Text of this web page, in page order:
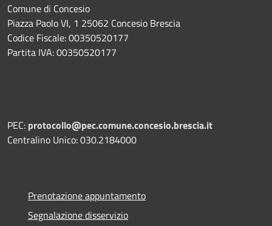
Comune di Concesio
Piazza Paolo VI, 1 25062 Concesio Brescia
Codice Fiscale: 00350520177
Partita IVA: 00350520177
PEC: protocollo@pec.comune.concesio.brescia.it
Centralino Unico: 030.2184000
Prenotazione appuntamento
Segnalazione disservizio